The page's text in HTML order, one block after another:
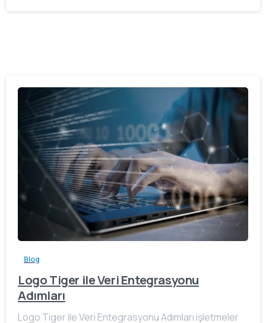
Blog
Logo Tiger ile Veri Entegrasyonu
Adımları
Logo Tiger ile Veri Entegrasyonu Adımları işletmeler